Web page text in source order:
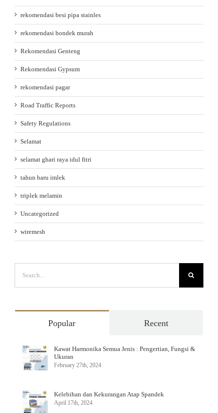
rekomendasi besi pipa stainles
rekomendasi bondek murah
Rekomendasi Genteng
Rekomendasi Gypsum
rekomendasi pagar
Road Traffic Reports
Safety Regulations
Selamat
selamat ghari raya idul fitri
tahun baru imlek
triplek melamin
Uncategorized
wiremesh
Search
for:
Popular Recent
Kawat Harmonika Semua Jenis : Pengertian, Fungsi &
Ukuran
February 27th, 2024
Kelebihan dan Kekurangan Atap Spandek
April 17th, 2024